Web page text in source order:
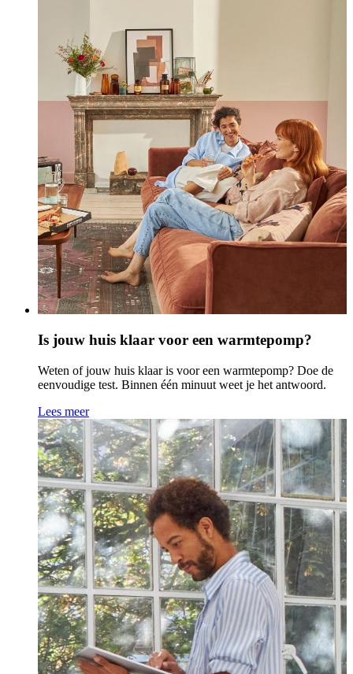
Is jouw huis klaar voor een warmtepomp?
Weten of jouw huis klaar is voor een warmtepomp? Doe de
eenvoudige test. Binnen één minuut weet je het antwoord.
Lees meer